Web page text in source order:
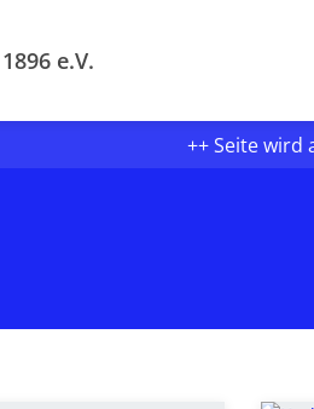
e.V.
++ Seite wird